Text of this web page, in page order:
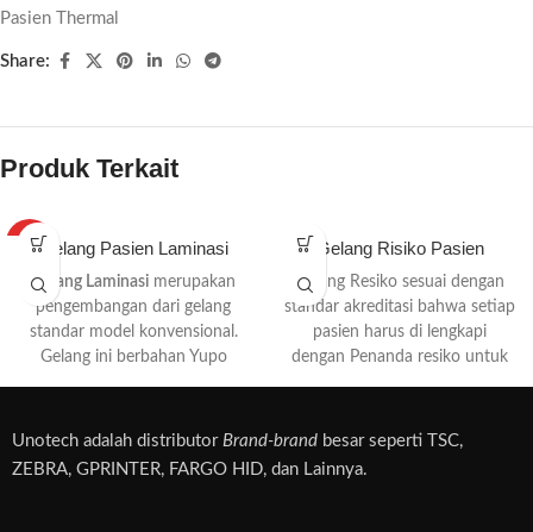
Pasien Thermal
Share:
Produk Terkait
HOTGelang Pasien Laminasi
Gelang Laminasimerupakan
pengembangan dari gelang
standar model konvensional.
Gelang ini berbahan Yupo
Gelang Risiko Pasien
Gelang Resiko sesuai dengan
standar akreditasi bahwa setiap
pasien harus di lengkapi
dengan Penanda resiko untuk
Unotech adalah distributor Brand-brand besar seperti TSC,
ZEBRA, GPRINTER, FARGO HID, dan Lainnya.